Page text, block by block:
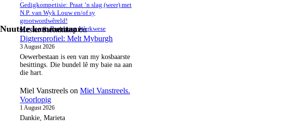
Gedigkompetisie: Praat ’n slag (weer) met
N.P. van Wyk Louw en/of sy
grootwordwêreld!
Meyer van Rensburg. Werkwese
Nuutste kommentaar
Hester Steenkampon
Digtersprofiel: Melt Myburgh
3 August 2026
Oewerbestaan is een van my kosbaarste
besittings. Die bundel lê my baie na aan
die hart.
Miel Vanstreels on Miel Vanstreels.
Voorlopig
1 August 2026
Dankie, Marieta